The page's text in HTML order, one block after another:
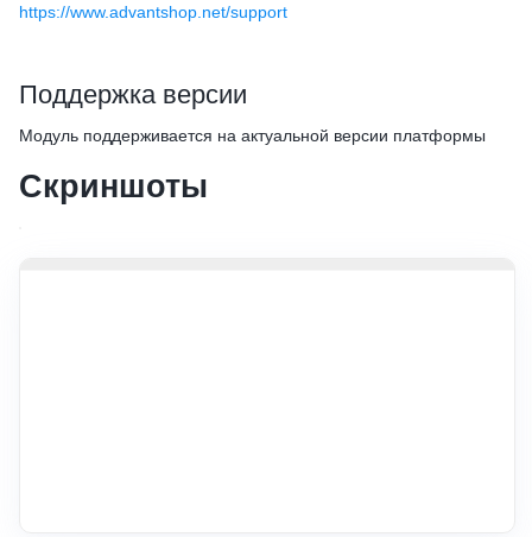
https://www.advantshop.net/support
Поддержка версии
Модуль поддерживается на актуальной версии платформы
Скриншоты